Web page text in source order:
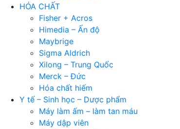
HÓA CHẤT
Fisher + Acros
Himedia – Ấn độ
Maybrige
Sigma Aldrich
Xilong – Trung Quốc
Merck – Đức
Hóa chất hiếm
Y tế – Sinh học – Dược phẩm
Máy làm ấm – làm tan máu
Máy dập viên